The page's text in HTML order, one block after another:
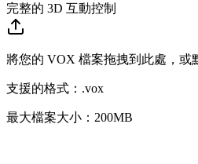
完整的 3D 互動控制
將您的 VOX 檔案拖拽到此處，或
支援的格式： .vox
最大檔案大小：200MB